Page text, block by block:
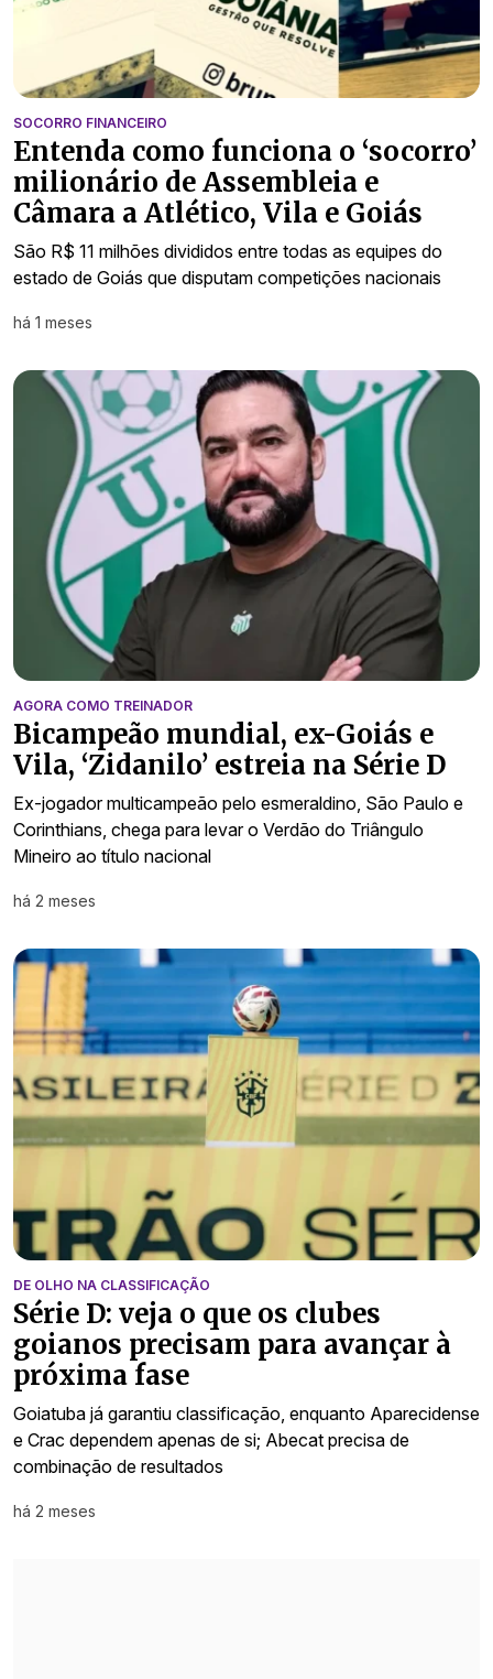
SOCORRO FINANCEIRO
Entenda como funciona o ‘socorro’
milionário de Assembleia e
Câmara a Atlético, Vila e Goiás
São R$ 11 milhões divididos entre todas as equipes do
estado de Goiás que disputam competições nacionais
há 1 meses
AGORA COMO TREINADOR
Bicampeão mundial, ex-Goiás e
Vila, ‘Zidanilo’ estreia na Série D
Ex-jogador multicampeão pelo esmeraldino, São Paulo e
Corinthians, chega para levar o Verdão do Triângulo
Mineiro ao título nacional
há 2 meses
DE OLHO NA CLASSIFICAÇÃO
Série D: veja o que os clubes
goianos precisam para avançar à
próxima fase
Goiatuba já garantiu classificação, enquanto Aparecidense
e Crac dependem apenas de si; Abecat precisa de
combinação de resultados
há 2 meses